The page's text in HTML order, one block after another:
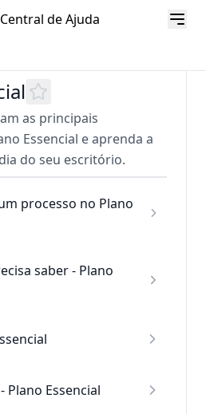
de Ajuda
as principais
Essencial e aprenda a
do seu escritório.
processo no Plano
saber - Plano
Plano Essencial